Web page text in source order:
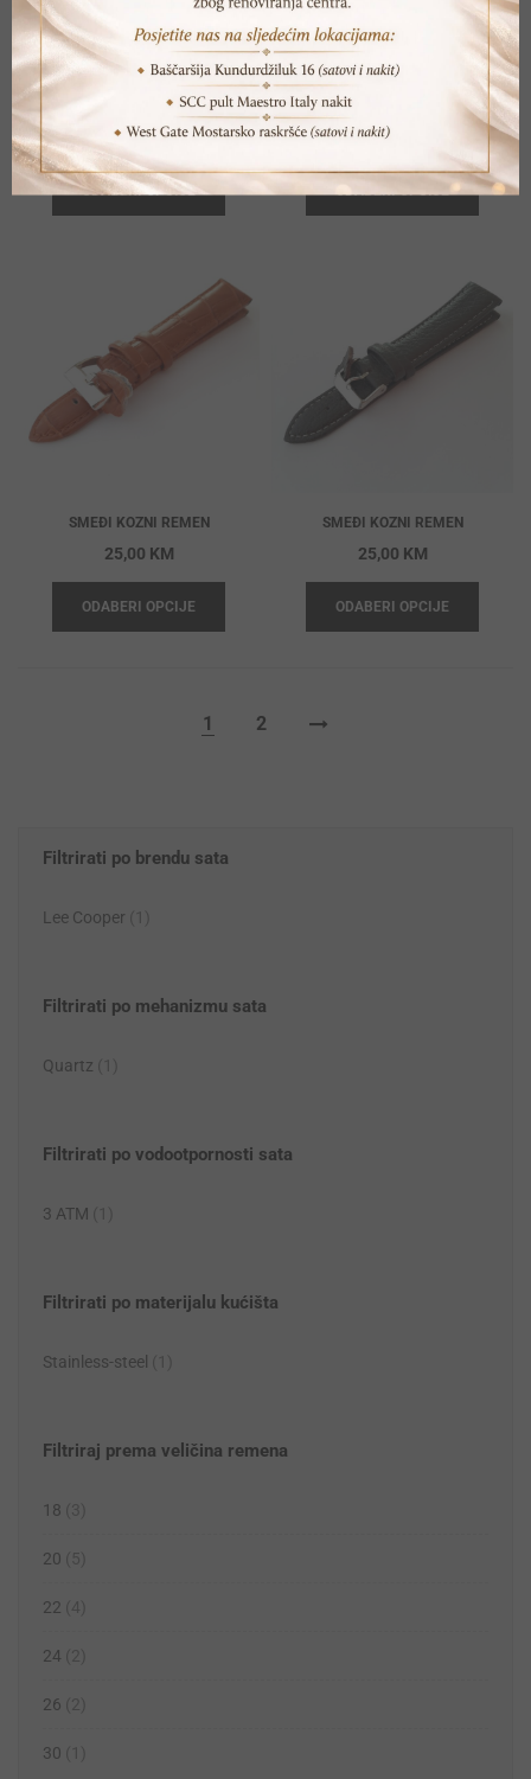
SIVI SILIKONSKI REMEN
25,00KM
ODABERI OPCIJE
SMEĐI KOZNI REMEN
25,00
ODABERI OPCIJE
SMEĐI KOZNI REMEN
25,00 KM
ODABERI OPCIJE
SMEĐI KOZNI REMEN
25,00 KM
ODABERI OPCIJE
1 2
Filtrirati po brendu sata
Lee Cooper
Filtrirati po mehanizmu sata
Quartz
Filtrirati po vodootpornosti sata
3 ATM
Filtrirati po materijalu kućišta
Stainless-steel
Filtriraj prema veličina remena
18
20
22
24
26
30